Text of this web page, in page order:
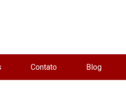
Contato Blog